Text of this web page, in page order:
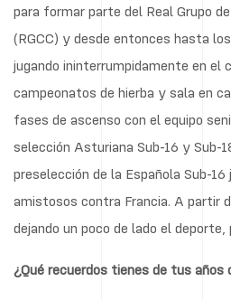
para formar parte del Real Grupo
(RGCC) y desde entonces hasta
jugando ininterrumpidamente en el
campeonatos de hierba y sala en
fases de ascenso con el equipo
selección Asturiana Sub-16 y Sub-
preselección de la Española Sub-
amistosos contra Francia. A partir
dejando un poco de lado el
¿Qué recuerdos tienes de tus años